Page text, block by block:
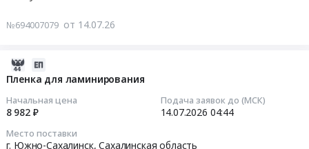
№694007079 от 14.07.26
Пленка для ламинирования
Начальная цена
8 982 ₽
Подача заявок до (МСК)
14.07.2026 04:44
Место поставки
г. Южно-Сахалинск,Сахалинская область